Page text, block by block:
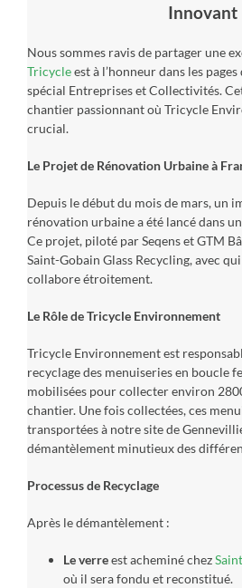
Innovant
Nous sommes ravis de partager une
Tricycleest à l’honneur dans les
spécial Entreprises et Collectivités.
chantier passionnant où Tricycle
crucial.
Le Projet de Rénovation Urbaine à
Depuis le début du mois de mars, un
rénovation urbaine a été lancé dans
Ce projet, piloté par Seqens et GTM
Saint-Gobain Glass Recycling, avec qui
collabore étroitement.
Le Rôle de Tricycle Environnement
Tricycle Environnement est
recyclage des menuiseries en boucle
mobilisées pour collecter environ
chantier. Une fois collectées, ces
transportées à notre site de
démantèlement minutieux des
Processus de Recyclage
Après le démantèlement :
Le verreest acheminé chez
où il sera fondu et reconstitué.